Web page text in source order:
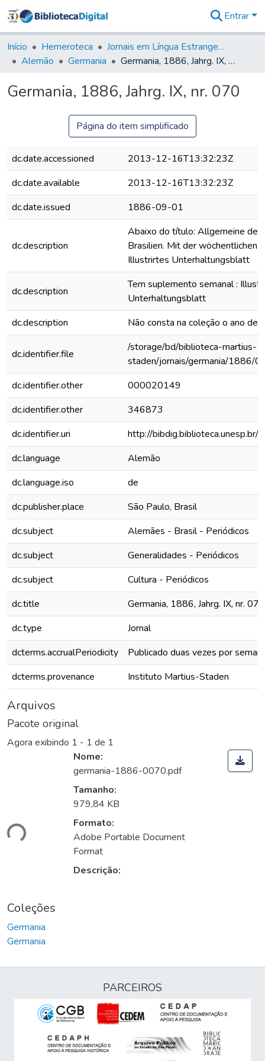
&
Coleções
Tudo na
Digital
Entrar
Início Hemeroteca
Jornais em Língua Estrangeira
Alemão
Germania Germania, 1886, Jahrg. IX, nr. 070
Germania, 1886, Jahrg. IX, nr. 070
Página do item simplificado
dc.date.accessioned
2013-12-16T13:32:23Z
dc.date.available
2013-12-16T13:32:23Z
dc.date.issued
1886-09-01
dc.description
Abaixo do título: Allgemeine
Brasilien. Mit der wöchentlichen
Illustrirtes Unterhaltungsblatt
dc.description
Tem suplemento semanal :
Unterhaltungsblatt
dc.description
Não consta na coleção o ano de
dc.identifier.file
/storage/bd/biblioteca-martius-
staden/jornais/germania/1886/
dc.identifier.other
000020149
dc.identifier.other
346873
dc.identifier.uri
http://
dc.language
Alemão
dc.language.iso
de
dc.publisher.place
São Paulo, Brasil
dc.subject
Alemães - Brasil - Periódicos
dc.subject
Generalidades - Periódicos
dc.subject
Cultura - Periódicos
dc.title
Germania, 1886, Jahrg. IX, nr. 070
dc.type
Jornal
dcterms.accrualPeriodicity
Publicado duas vezes por
dcterms.provenance
Instituto Martius-Staden
Arquivos
Pacote original
Agora exibindo 1 - 1 de 1
Nome:
germania-1886-0070.pdf
Tamanho:
979,84 KB
Formato:
Adobe Portable Document
Format
Descrição:
Coleções
Germania
Germania
PARCEIROS